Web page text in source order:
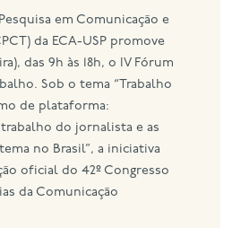
da ECA-USP promove
das 9h às 18h, o IV Fórum
Sob o tema “Trabalho
de plataforma:
do jornalista e as
no Brasil”, a iniciativa
oficial do 42º Congresso
da Comunicação